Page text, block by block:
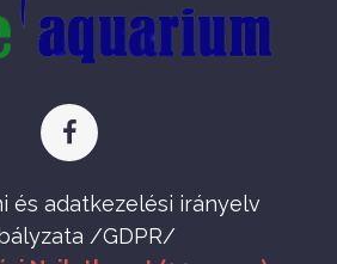
és adatkezelési irányelv
/GDPR/